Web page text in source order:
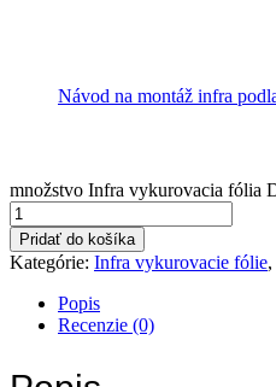
Návod na montáž infra
množstvo Infra vykurovacia fólia
Pridať do košíka
Kategórie: Infra vykurovacie fólie,
Popis
Recenzie (0)